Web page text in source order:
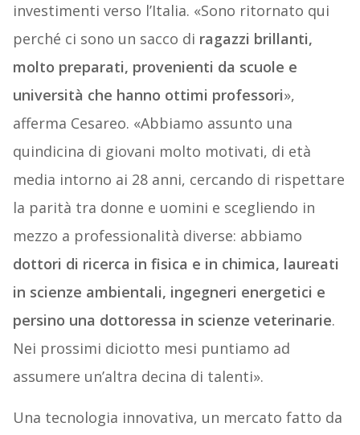
investimenti verso l’Italia. «Sono ritornato qui
perché ci sono un sacco di ragazzi brillanti,
molto preparati, provenienti da scuole e
università che hanno ottimi professori»,
afferma Cesareo. «Abbiamo assunto una
quindicina di giovani molto motivati, di età
media intorno ai 28 anni, cercando di rispettare
la parità tra donne e uomini e scegliendo in
mezzo a professionalità diverse: abbiamo
dottori di ricerca in fisica e in chimica, laureati
in scienze ambientali, ingegneri energetici e
persino una dottoressa in scienze veterinarie.
Nei prossimi diciotto mesi puntiamo ad
assumere un’altra decina di talenti».
Una tecnologia innovativa, un mercato fatto da